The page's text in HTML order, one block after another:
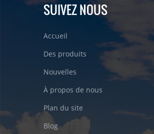
SUIVEZ NOUS
Accueil
Des produits
Nouvelles
À propos de nous
Plan du site
Blog